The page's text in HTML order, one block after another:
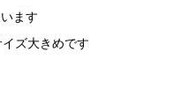
ます
ズ大きめです